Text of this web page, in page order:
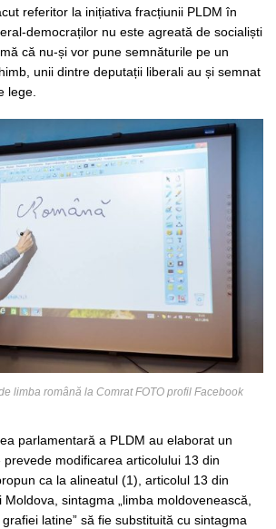
referitor la inițiativa fracțiunii PLDM în
democraților nu este agreată de socialiști
că nu-și vor pune semnăturile pe un
unii dintre deputații liberali au și semnat
lege.
limba română la Comrat FOTO profil Facebook
parlamentară a PLDM au elaborat un
modificarea articolului 13 din
ca la alineatul (1), articolul 13 din
sintagma „limba moldovenească,
latine” să fie substituită cu sintagma